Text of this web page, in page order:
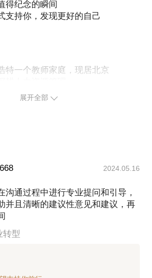
给予你职业的分析和建议，
视角，帮助你探索内心，找到力量
得纪念的瞬间
支持你，发现更好的自己
特一个教师家庭，现居北京
人力资源高级副总裁多年
优秀人才的成长
，给你滋养
，陪伴你一段旅程
次觉醒是我的愿景
、连接是我的价值观
跑步，喜欢阅读、写作
寻不一样的体验
师
展开全部
2024.05.16
沟通过程中进行专业提问和引导，
并且清晰的建议性意见和建议，再
转型